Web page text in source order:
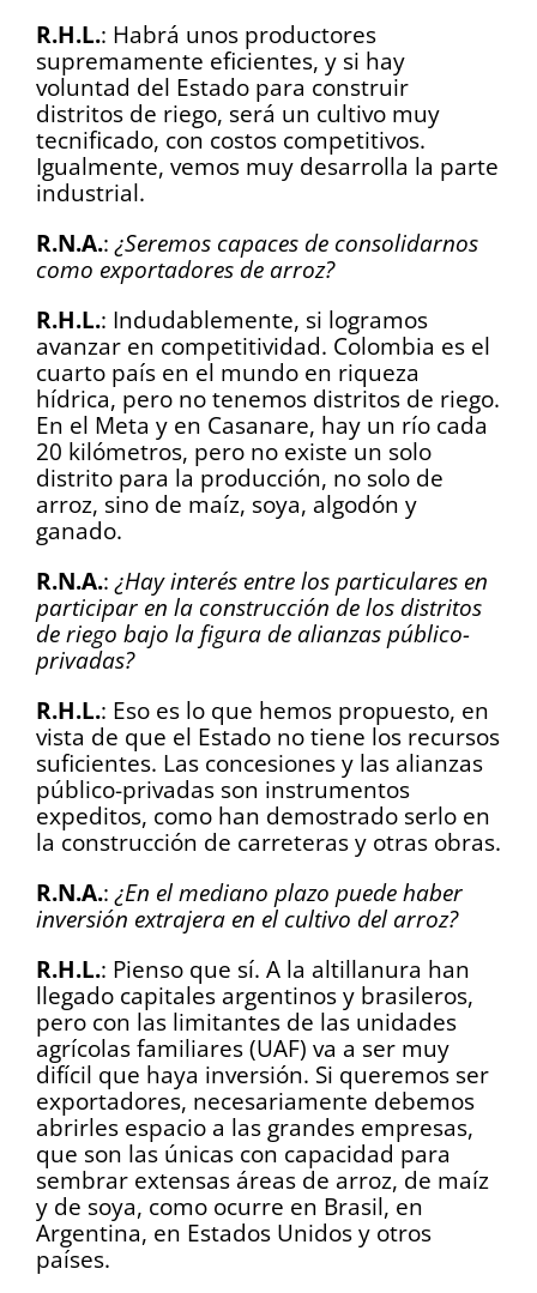
R.H.L.: Habrá unos productores
supremamente eficientes, y si hay
voluntad del Estado para construir
distritos de riego, será un cultivo muy
tecnificado, con costos competitivos.
Igualmente, vemos muy desarrolla la parte
industrial.
R.N.A.: ¿Seremos capaces de consolidarnos
como exportadores de arroz?
R.H.L.: Indudablemente, si logramos
avanzar en competitividad. Colombia es el
cuarto país en el mundo en riqueza
hídrica, pero no tenemos distritos de riego.
En el Meta y en Casanare, hay un río cada
20 kilómetros, pero no existe un solo
distrito para la producción, no solo de
arroz, sino de maíz, soya, algodón y
ganado.
R.N.A.: ¿Hay interés entre los particulares en
participar en la construcción de los distritos
de riego bajo la figura de alianzas público-
privadas?
R.H.L.: Eso es lo que hemos propuesto, en
vista de que el Estado no tiene los recursos
suficientes. Las concesiones y las alianzas
público-privadas son instrumentos
expeditos, como han demostrado serlo en
la construcción de carreteras y otras obras.
R.N.A.: ¿En el mediano plazo puede haber
inversión extrajera en el cultivo del arroz?
R.H.L.: Pienso que sí. A la altillanura han
llegado capitales argentinos y brasileros,
pero con las limitantes de las unidades
agrícolas familiares (UAF) va a ser muy
difícil que haya inversión. Si queremos ser
exportadores, necesariamente debemos
abrirles espacio a las grandes empresas,
que son las únicas con capacidad para
sembrar extensas áreas de arroz, de maíz
y de soya, como ocurre en Brasil, en
Argentina, en Estados Unidos y otros
países.